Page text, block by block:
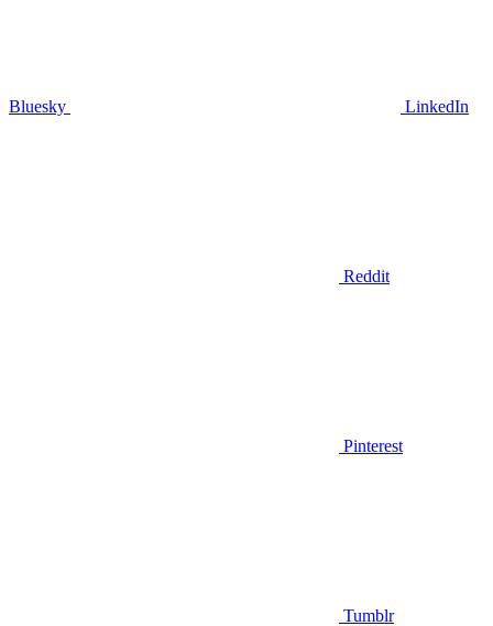
Bluesky LinkedIn
Reddit
Pinterest
Tumblr